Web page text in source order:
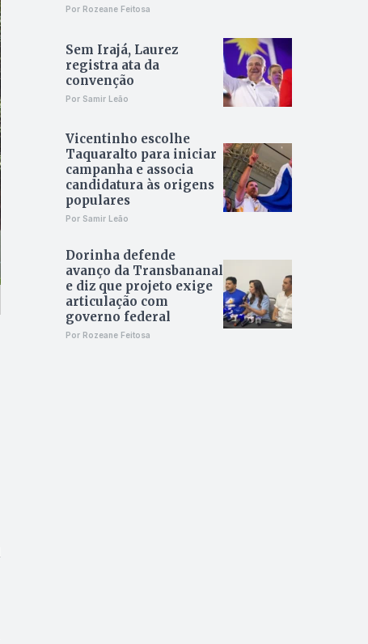
Por Rozeane Feitosa
Sem Irajá, Laurez
registra ata da
convenção
Por Samir Leão
Vicentinho escolhe
Taquaralto para iniciar
campanha e associa
candidatura às origens
populares
Por Samir Leão
Dorinha defende
avanço da Transbananal
e diz que projeto exige
articulação com
governo federal
Por Rozeane Feitosa